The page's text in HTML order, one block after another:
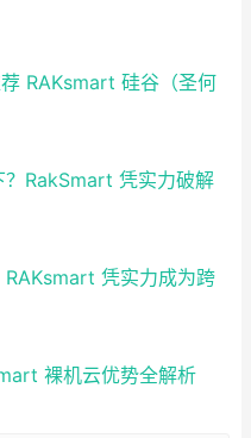
RAKsmart 硅谷（圣何
RakSmart 凭实力破解
凭实力成为跨
裸机云优势全解析